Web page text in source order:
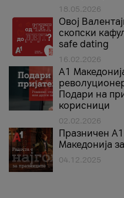
18.05.2026
Овој
скопски
safe dating
16.02.2026
А1
Подари на
корисници
02.02.2026
Празничен
Македонија
04.12.2025